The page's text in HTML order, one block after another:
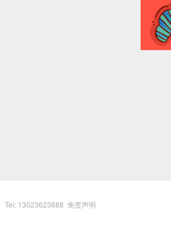
Tel: 13023623888 免责声明